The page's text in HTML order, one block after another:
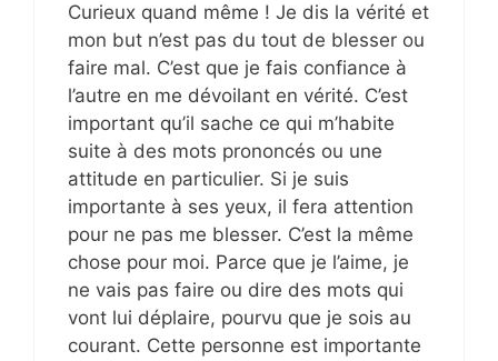
Curieux quand même ! Je dis la vérité et
mon but n’est pas du tout de blesser ou
faire mal. C’est que je fais confiance à
l’autre en me dévoilant en vérité. C’est
important qu’il sache ce qui m’habite
suite à des mots prononcés ou une
attitude en particulier. Si je suis
importante à ses yeux, il fera attention
pour ne pas me blesser. C’est la même
chose pour moi. Parce que je l’aime, je
ne vais pas faire ou dire des mots qui
vont lui déplaire, pourvu que je sois au
courant. Cette personne est importante